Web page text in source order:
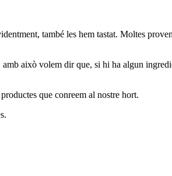
també les hem tastat. Moltes
això volem dir que, si hi ha algun
que conreem al nostre hort.